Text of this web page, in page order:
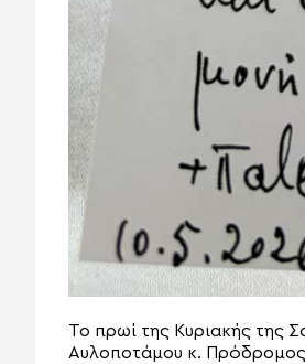
Το πρωί της Κυριακής της
Αυλοποτάμου κ. Πρόδρομος